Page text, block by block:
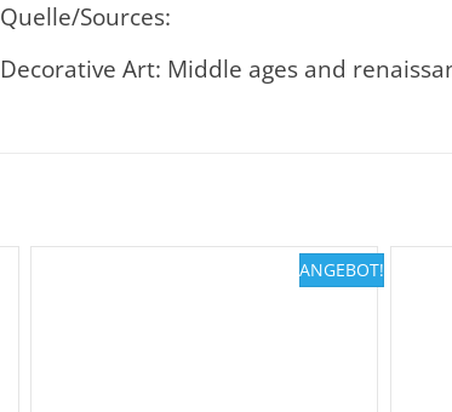
Quelle/Sources:
Decorative Art: Middle ages and
ANGEBOT!